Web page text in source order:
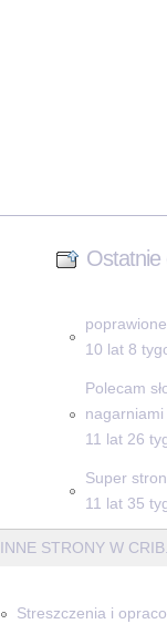
Ostatnie
poprawione
10 lat 8
Polecam
11 lat 26
Super
11 lat 35
INNE STRONY W
Streszczenia i